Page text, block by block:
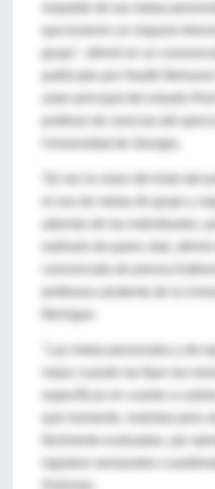
respaldo de las metas
grupo", afirmó en un
Universidad de Georgia.
Tal vez la clave del éxito del
el uso de metas de grupo y
además de las individuales,
Michigan.
"Las metas personales y de
registros semanales o